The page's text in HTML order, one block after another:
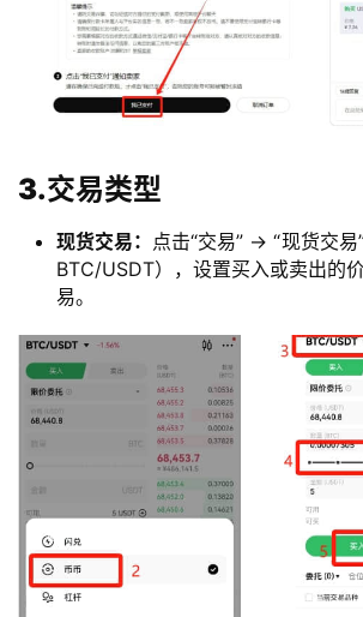
问
题
3.交易类型
现货交易： 点击“交易” -> “现货交
BTC/USDT），设置买入或卖出的
易。